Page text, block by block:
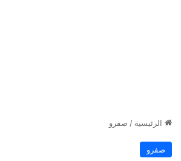
الرئيسية / صفرو
صفرو